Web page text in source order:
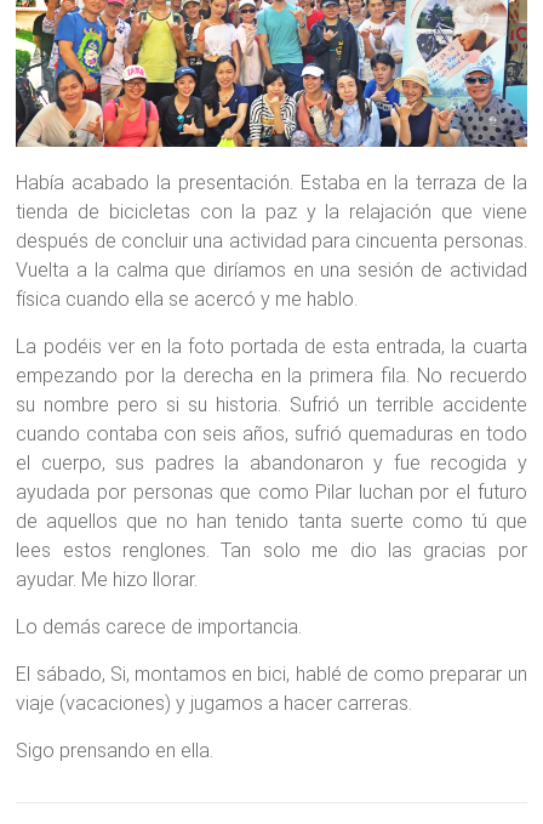
Había acabado la presentación. Estaba en la terraza de la
tienda de bicicletas con la paz y la relajación que viene
después de concluir una actividad para cincuenta personas.
Vuelta a la calma que diríamos en una sesión de actividad
física cuando ella se acercó y me hablo.
La podéis ver en la foto portada de esta entrada, la cuarta
empezando por la derecha en la primera fila. No recuerdo
su nombre pero si su historia. Sufrió un terrible accidente
cuando contaba con seis años, sufrió quemaduras en todo
el cuerpo, sus padres la abandonaron y fue recogida y
ayudada por personas que como Pilar luchan por el futuro
de aquellos que no han tenido tanta suerte como tú que
lees estos renglones. Tan solo me dio las gracias por
ayudar. Me hizo llorar.
Lo demás carece de importancia.
El sábado, Si, montamos en bici, hablé de como preparar un
viaje (vacaciones) y jugamos a hacer carreras.
Sigo prensando en ella.